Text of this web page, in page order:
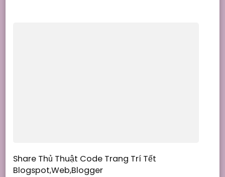
Share Thủ Thuật Code Trang Trí Tết
Blogspot,Web,Blogger